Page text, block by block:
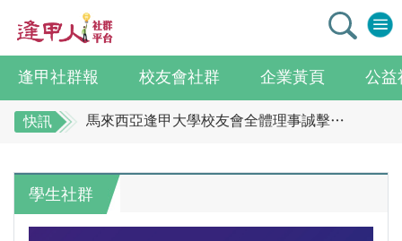
逢甲社群報 校友會社群 企業黃頁 公益
快訊
馬來西亞逢甲大學校友會全體理事誠擊祝賀 ：江蘇年會圓滿成功！
迎接七線齊發！逢甲領航M6大學系統與臺中捷運共同培育中臺灣捷運人才
逢甲國貿99級校友 李樺仙 學姐
【逢甲經濟人會訊】9月號出刊
賀江蘇校友分會
馬來西亞逢甲大學校友會全體理事誠擊祝賀 ：
江蘇年會圓滿成功！
學生社群